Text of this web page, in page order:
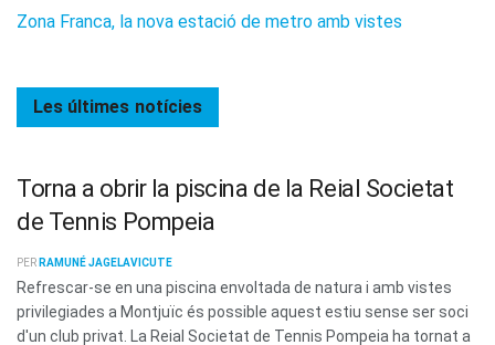
Zona Franca, la nova estació de metro amb vistes
Les últimes notícies
Torna a obrir la piscina de la Reial Societat
de Tennis Pompeia
PER RAMUNÉ JAGELAVICUTE
Refrescar-se en una piscina envoltada de natura i amb vistes
privilegiades a Montjuïc és possible aquest estiu sense ser soci
d'un club privat. La Reial Societat de Tennis Pompeia ha tornat a